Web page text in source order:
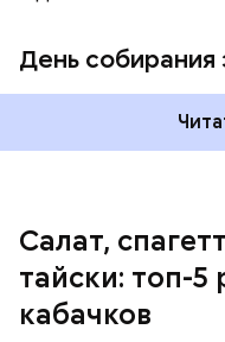
День собирания
Салат,
тайски: топ-5
кабачков
чеснок;
Однако диетолог
может быть полезна.
есть с